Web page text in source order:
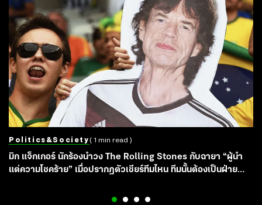
Politics&society ( 1 min read )
มิก แจ็กเกอร์ นักร้องนำวง The Rolling Stones กับฉายา “ผู้นำ
แต่ความโชคร้าย” เมื่อปรากฏตัวเชียร์ทีมไหน ทีมนั้นต้องเป็นฝ่าย